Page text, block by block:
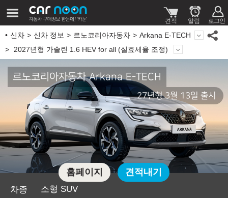
신차 신차 정보 르노코리아자동차
Arkana E-TECH
2027년형 가솔린 1.6 HEV for all (실효세율 조정)
르노코리아자동차 Arkana E-TECH
27년형 3월 13일 출시
차종
소형 SUV
홈페이지 견적내기